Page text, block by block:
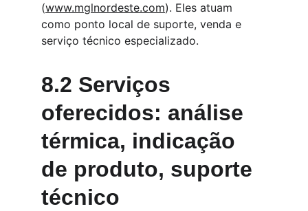
(www.mglnordeste.com). Eles atuam
como ponto local de suporte, venda e
serviço técnico especializado.
8.2 Serviços
oferecidos: análise
térmica, indicação
de produto, suporte
técnico